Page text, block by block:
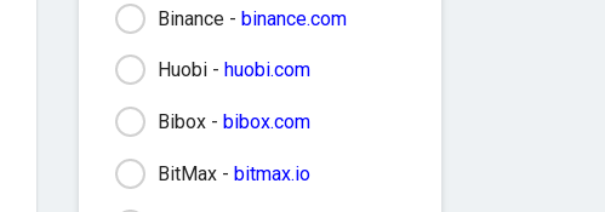
Binance - binance.com
Huobi - huobi.com
Bibox - bibox.com
BitMax - bitmax.io